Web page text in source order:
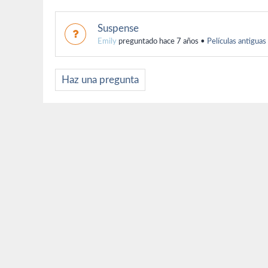
Suspense
Emily preguntado hace 7 años • Películas antiguas
Haz una pregunta